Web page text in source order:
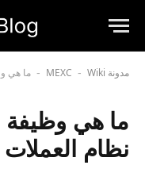
مدونة MEXC - Wiki
- ما هي
ما هي وظيفة
نظام